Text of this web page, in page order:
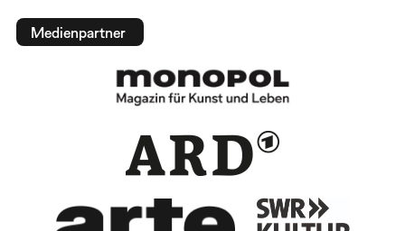
Medienpartner